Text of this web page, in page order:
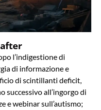
l’indigestione di
di informazione e
di scintillanti deficit,
successivo all’ingorgo di
e webinar sull’autismo;